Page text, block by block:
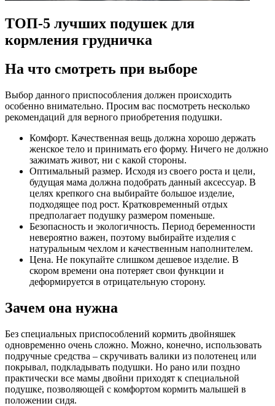
ТОП-5 лучших подушек для
кормления грудничка
На что смотреть при выборе
Выбор данного приспособления должен происходить
особенно внимательно. Просим вас посмотреть несколько
рекомендаций для верного приобретения подушки.
Комфорт. Качественная вещь должна хорошо держать
женское тело и принимать его форму. Ничего не должно
зажимать живот, ни с какой стороны.
Оптимальный размер. Исходя из своего роста и цели,
будущая мама должна подобрать данный аксессуар. В
целях крепкого сна выбирайте большое изделие,
подходящее под рост. Кратковременный отдых
предполагает подушку размером поменьше.
Безопасность и экологичность. Период беременности
невероятно важен, поэтому выбирайте изделия с
натуральным чехлом и качественным наполнителем.
Цена. Не покупайте слишком дешевое изделие. В
скором времени она потеряет свои функции и
деформируется в отрицательную сторону.
Зачем она нужна
Без специальных приспособлений кормить двойняшек
одновременно очень сложно. Можно, конечно, использовать
подручные средства – скручивать валики из полотенец или
покрывал, подкладывать подушки. Но рано или поздно
практически все мамы двойни приходят к специальной
подушке, позволяющей с комфортом кормить малышей в
положении сидя.